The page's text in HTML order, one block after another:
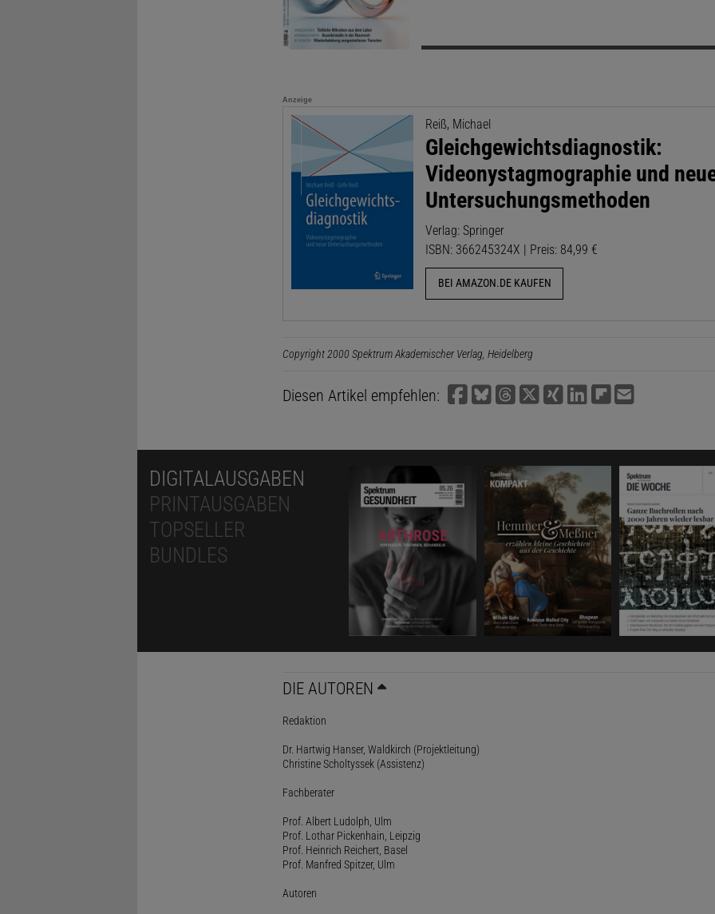
Anzeige
Reiß, Michael
Gleichgewichtsdiagnostik:
Videonystagmographie und
Untersuchungsmethoden
Verlag: Springer
ISBN: 366245324X | Preis: 84,99 €
BEI AMAZON.DE KAUFEN
Copyright 2000 Spektrum Akademischer Verlag, Heidelberg
Diesen Artikel empfehlen:
DIGITALAUSGABEN
PRINTAUSGABEN
TOPSELLER
BUNDLES
DIE AUTOREN
Redaktion
Dr. Hartwig Hanser, Waldkirch (Projektleitung)
Christine Scholtyssek (Assistenz)
Fachberater
Prof. Albert Ludolph, Ulm
Prof. Lothar Pickenhain, Leipzig
Prof. Heinrich Reichert, Basel
Prof. Manfred Spitzer, Ulm
Autoren